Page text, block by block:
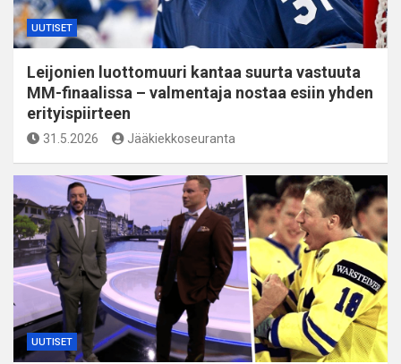
UUTISET
Leijonien luottomuuri kantaa suurta vastuuta
MM-finaalissa – valmentaja nostaa esiin yhden
erityispiirteen
31.5.2026 Jääkiekkoseuranta
UUTISET